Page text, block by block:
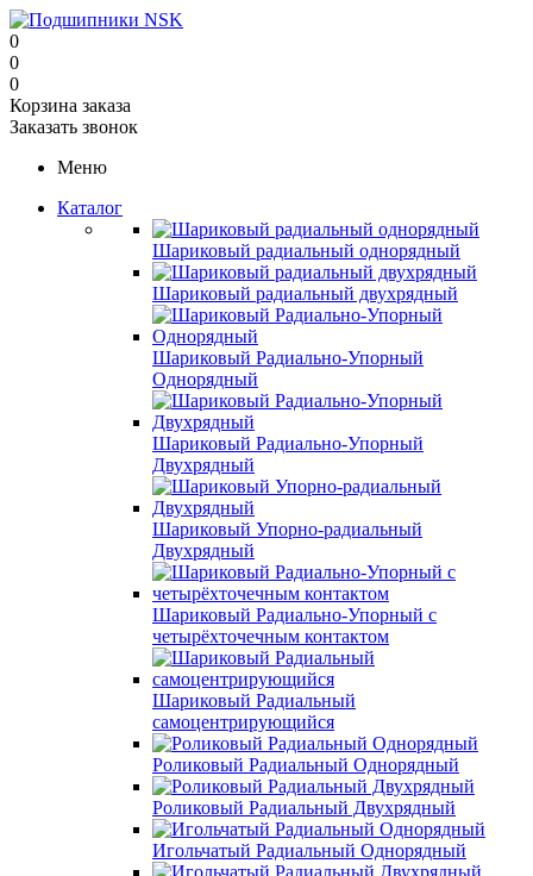
0
0
0
Корзина заказа
Заказать звонок
Меню
Каталог
Шариковый радиальный однорядный
Шариковый радиальный двухрядный
Шариковый Радиально-Упорный
Однорядный
Шариковый Радиально-Упорный
Двухрядный
Шариковый Упорно-радиальный
Двухрядный
Шариковый Радиально-Упорный с
четырёхточечным контактом
Шариковый Радиальный
самоцентрирующийся
Роликовый Радиальный Однорядный
Роликовый Радиальный Двухрядный
Игольчатый Радиальный Однорядный